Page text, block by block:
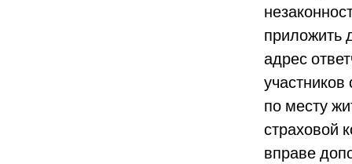
приложить
адрес
по месту
страховой
вправе